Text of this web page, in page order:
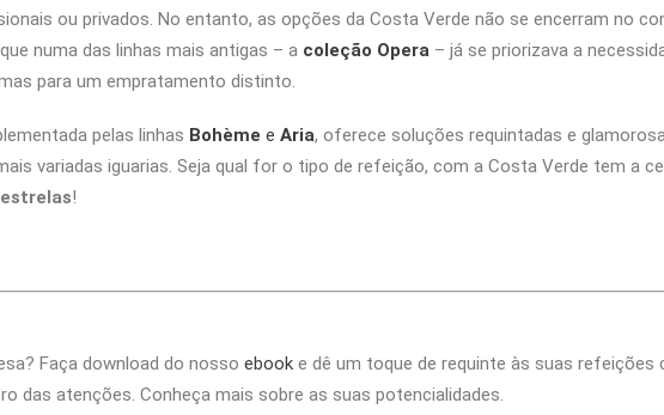
ou privados. No entanto, as opções da Costa Verde não se encerram no
numa das linhas mais antigas – a coleção Opera– já se priorizava a
para um empratamento distinto.
pelas linhas Bohème e Aria, oferece soluções requintadas e
variadas iguarias. Seja qual for o tipo de refeição, com a Costa Verde tem a
!
Faça download do nosso ebooke dê um toque de requinte às suas refeições
das atenções. Conheça mais sobre as suas potencialidades.